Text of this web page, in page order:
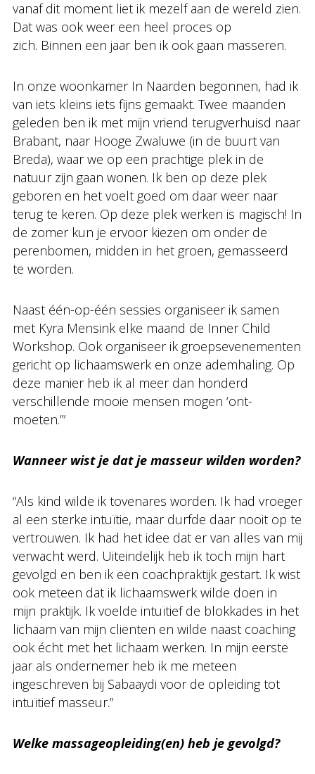
vanaf dit moment liet ik mezelf aan de wereld zien.
Dat was ook weer een heel proces op
zich. Binnen een jaar ben ik ook gaan masseren.
In onze woonkamer In Naarden begonnen, had ik
van iets kleins iets fijns gemaakt. Twee maanden
geleden ben ik met mijn vriend terugverhuisd naar
Brabant, naar Hooge Zwaluwe (in de buurt van
Breda), waar we op een prachtige plek in de
natuur zijn gaan wonen. Ik ben op deze plek
geboren en het voelt goed om daar weer naar
terug te keren. Op deze plek werken is magisch! In
de zomer kun je ervoor kiezen om onder de
perenbomen, midden in het groen, gemasseerd
te worden.
Naast één-op-één sessies organiseer ik samen
met Kyra Mensink elke maand de Inner Child
Workshop. Ook organiseer ik groepsevenementen
gericht op lichaamswerk en onze ademhaling. Op
deze manier heb ik al meer dan honderd
verschillende mooie mensen mogen ‘ont-
moeten.’”
Wanneer wist je dat je masseur wilden worden?
“Als kind wilde ik tovenares worden. Ik had vroeger
al een sterke intuïtie, maar durfde daar nooit op te
vertrouwen. Ik had het idee dat er van alles van mij
verwacht werd. Uiteindelijk heb ik toch mijn hart
gevolgd en ben ik een coachpraktijk gestart. Ik wist
ook meteen dat ik lichaamswerk wilde doen in
mijn praktijk. Ik voelde intuïtief de blokkades in het
lichaam van mijn cliënten en wilde naast coaching
ook écht met het lichaam werken. In mijn eerste
jaar als ondernemer heb ik me meteen
ingeschreven bij Sabaaydi voor de opleiding tot
intuïtief masseur.”
Welke massageopleiding(en) heb je gevolgd?